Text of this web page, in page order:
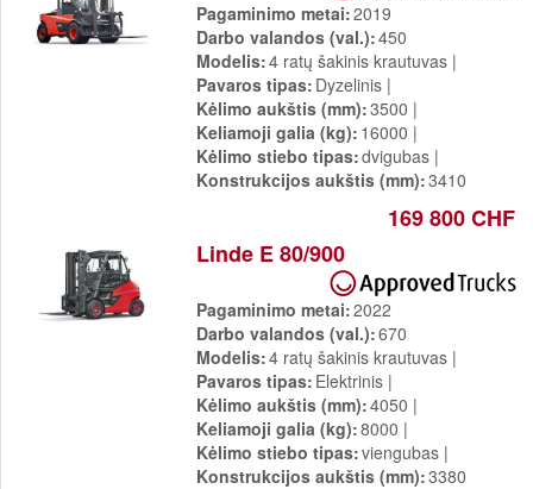
Pagaminimo metai 2019
Darbo valandos (val.) 450
Modelis 4 ratų šakinis krautuvas
Pavaros tipas Dyzelinis
Kėlimo aukštis (mm) 3500
Keliamoji galia (kg) 16000
Kėlimo stiebo tipas dvigubas
Konstrukcijos aukštis (mm) 3410
169 800 CHF
Linde E 80/900
Pagaminimo metai 2022
Darbo valandos (val.) 670
Modelis 4 ratų šakinis krautuvas
Pavaros tipas Elektrinis
Kėlimo aukštis (mm) 4050
Keliamoji galia (kg) 8000
Kėlimo stiebo tipas viengubas
Konstrukcijos aukštis (mm) 3380